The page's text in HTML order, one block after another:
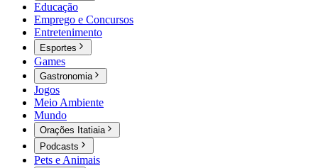
Educação
Emprego e Concursos
Entretenimento
Esportes
Games
Gastronomia
Jogos
Meio Ambiente
Mundo
Orações Itatiaia
Podcasts
Pets e Animais